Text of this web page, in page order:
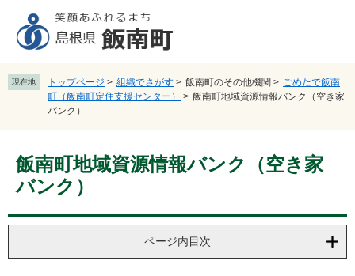
先
頭
を
飛
現在地 トップページ > 組織でさがす > 飯南町のその他機関 > ごめたで飯南
町（飯南町定住支援センター）
> 飯南町地域資源情報バンク（空き家
バンク）
文飯南町地域資源情報バンク（空き家
バンク）
ページ内目次